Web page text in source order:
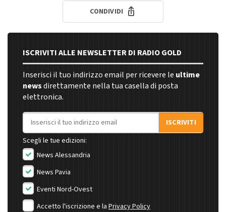
CONDIVIDI
ISCRIVITI ALLE NEWSLETTER DI RADIO GOLD
Inserisci il tuo indirizzo email per ricevere le ultime
newsdirettamente nella tua casella di posta
elettronica.
Indirizzo email
ISCRIVITI
Scegli le tue edizioni:
News Alessandria
News Pavia
Eventi Nord-Ovest
Accetto l'iscrizione e la Privacy Policy